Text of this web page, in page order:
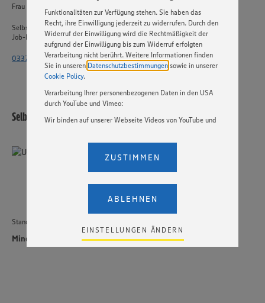
Funktionalitäten zur Verfügung stehen. Sie haben das
Recht, ihre Einwilligung jederzeit zu widerrufen. Durch den
Widerruf der Einwilligung wird die Rechtmäßigkeit der
aufgrund der Einwilligung bis zum Widerruf erfolgten
Verarbeitung nicht berührt. Weitere Informationen finden
Sie in unseren Datenschutzbestimmungen sowie in unserer
Cookie Policy.
Verarbeitung Ihrer personenbezogenen Daten in den USA
durch YouTube und Vimeo:
Wir binden auf unserer Webseite Videos von YouTube und
Einstellungen bezüglich YouTube und Vimeo zu ändern,
ein, dass Ihre Daten (IP-Adresse, Zeitstempel, ggf.
Nutzerverhalten auf unserer Webseite) an die Anbieter der
Dienste YouTube und Vimeo in den USA übermittelt und
dort verarbeitet werden. Der EuGH sieht die USA als Land
mit einem nach europäischen Standards nicht
angemessenen Datenschutzniveau an. Es besteht das
Risiko eines Zugriffs durch US-amerikanische Behörden.
genannten Dienste Ihre Daten verarbeiten. Weitere
EINSTELLUNGEN ÄNDERN
ABLEHNEN
ZUSTIMMEN
Frau Rosenow
Selbstständiger Einzelhandel
Job-ID: 58803
033764 - 2515 4471
Selbstständiger Einzelhandel
Standort
Minden